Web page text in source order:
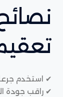
✔ استخدم
✔ راقب جودة